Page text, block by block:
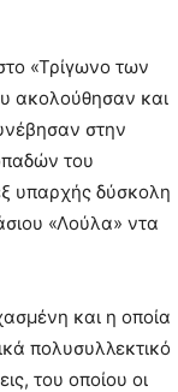
«Τρίγωνο των
ακολούθησαν και
στην
του
υπαρχής δύσκολη
«Λούλα» ντα
και η οποία
πολυσυλλεκτικό
του οποίου οι